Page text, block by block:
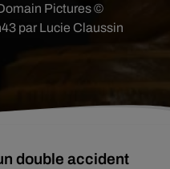
par Lucie Claussin
Pictures ©
double accident